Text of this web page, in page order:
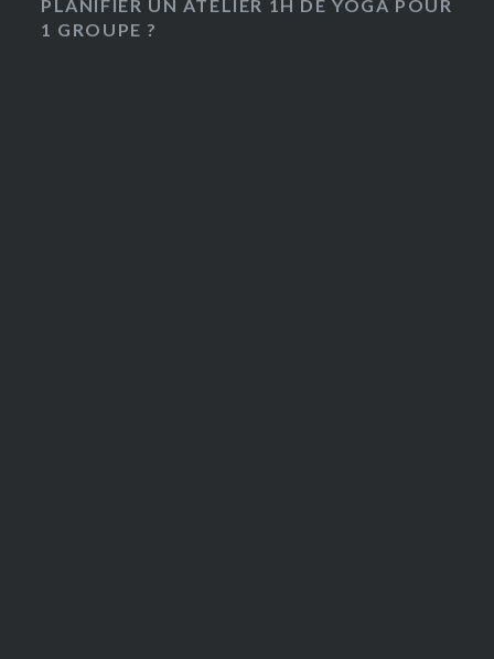
PLANIFIER UN ATELIER 1H DE YOGA POUR
1 GROUPE ?